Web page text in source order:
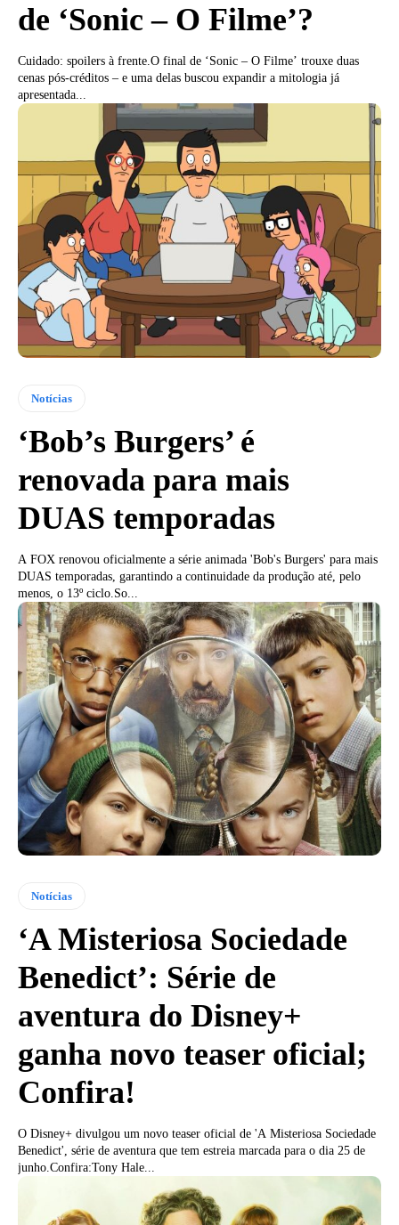
de ‘Sonic – O Filme’?
Cuidado: spoilers à frente.O final de ‘Sonic – O Filme’ trouxe duas
cenas pós-créditos – e uma delas buscou expandir a mitologia já
apresentada...
Notícias
‘Bob’s Burgers’ é
renovada para mais
DUAS temporadas
A FOX renovou oficialmente a série animada 'Bob's Burgers' para mais
DUAS temporadas, garantindo a continuidade da produção até, pelo
menos, o 13º ciclo.So...
Notícias
‘A Misteriosa Sociedade
Benedict’: Série de
aventura do Disney+
ganha novo teaser oficial;
Confira!
O Disney+ divulgou um novo teaser oficial de 'A Misteriosa Sociedade
Benedict', série de aventura que tem estreia marcada para o dia 25 de
junho.Confira:Tony Hale...